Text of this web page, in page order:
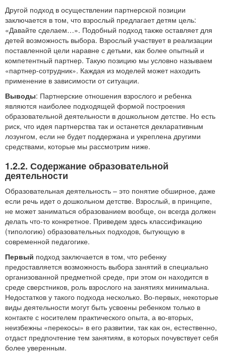
Другой подход в осуществлении партнерской позиции
заключается в том, что взрослый предлагает детям цель:
«Давайте сделаем…». Подобный подход также оставляет для
детей возможность выбора. Взрослый участвует в реализации
поставленной цели наравне с детьми, как более опытный и
компетентный партнер. Такую позицию мы условно называем
«партнер-сотрудник». Каждая из моделей может находить
применение в зависимости от ситуации.
Выводы: Партнерские отношения взрослого и ребенка
являются наиболее подходящей формой построения
образовательной деятельности в дошкольном детстве. Но есть
риск, что идея партнерства так и останется декларативным
лозунгом, если не будет поддержана и укреплена другими
средствами, которые мы рассмотрим ниже.
1.2.2. Содержание образовательной
деятельности
Образовательная деятельность – это понятие обширное, даже
если речь идет о дошкольном детстве. Взрослый, в принципе,
не может заниматься образованием вообще, он всегда должен
делать что-то конкретное. Приведем здесь классификацию
(типологию) образовательных подходов, бытующую в
современной педагогике.
Первый подход заключается в том, что ребенку
предоставляется возможность выбора занятий в специально
организованной предметной среде, при этом он находится в
среде сверстников, роль взрослого на занятиях минимальна.
Недостатков у такого подхода несколько. Во-первых, некоторые
виды деятельности могут быть усвоены ребенком только в
контакте с носителем практического опыта, а во-вторых,
неизбежны «перекосы» в его развитии, так как он, естественно,
отдаст предпочтение тем занятиям, в которых почувствует себя
более уверенным.